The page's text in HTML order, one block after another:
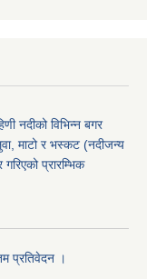
नदीको विभिन्न बगर
माटो र भस्कट (नदीजन्य
प्रारम्भिक
प्रतिवेदन ।